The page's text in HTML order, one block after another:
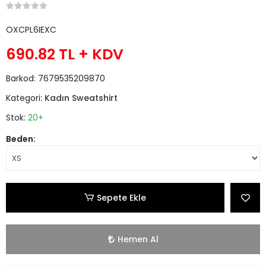
OXCPL6IEXC
690.82 TL + KDV
Barkod: 7679535209870
Kategori: Kadın Sweatshirt
Stok: 20+
Beden:
Sepete Ekle
Hemen Al